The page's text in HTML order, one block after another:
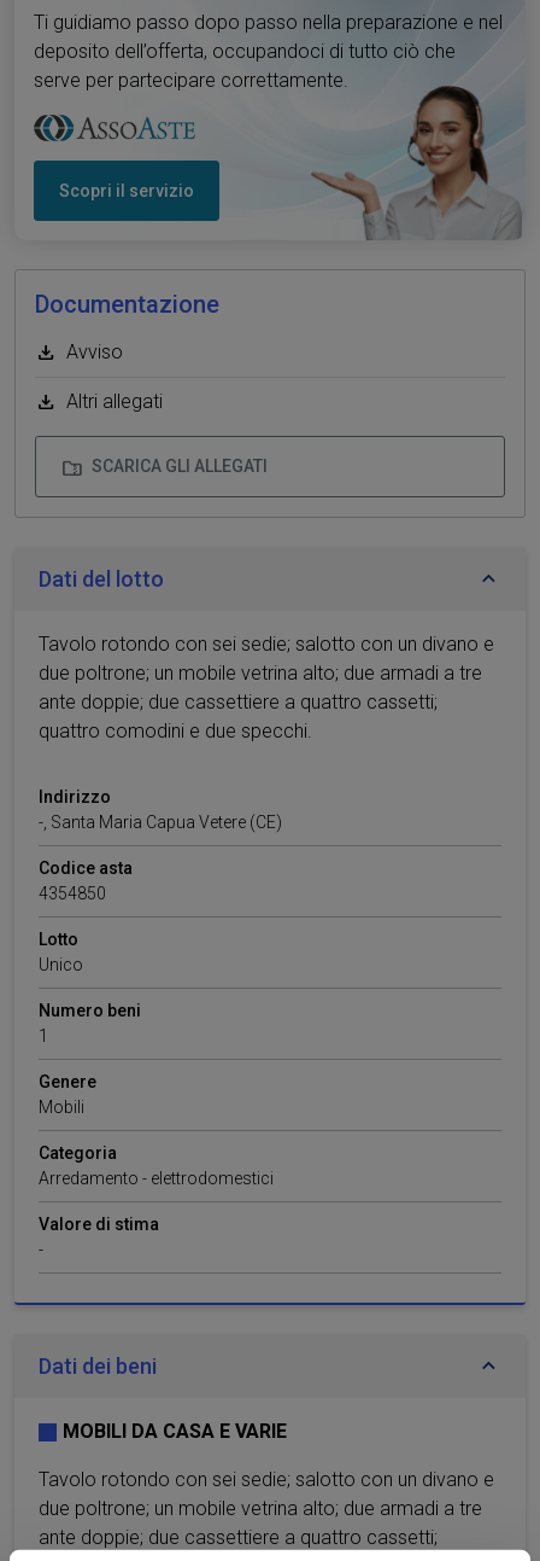
Ti guidiamo passo dopo passo nella preparazione e nel
deposito dell’offerta, occupandoci di tutto ciò che
serve per partecipare correttamente.
Scopri il servizio
Documentazione
Avviso
Altri allegati
SCARICA GLI ALLEGATI
Dati del lotto
Tavolo rotondo con sei sedie; salotto con un divano e
due poltrone; un mobile vetrina alto; due armadi a tre
ante doppie; due cassettiere a quattro cassetti;
quattro comodini e due specchi.
Indirizzo
-, Santa Maria Capua Vetere (CE)
Codice asta
4354850
Lotto
Unico
Numero beni
1
Genere
Mobili
Categoria
Arredamento - elettrodomestici
Valore di stima
-
Dati dei beni
MOBILI DA CASA E VARIE
Tavolo rotondo con sei sedie; salotto con un divano e
due poltrone; un mobile vetrina alto; due armadi a tre
ante doppie; due cassettiere a quattro cassetti;